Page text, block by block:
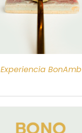
Experiencia BonAmb